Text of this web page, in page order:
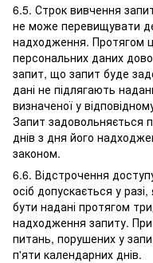
6.5. Строк вивчення
не може перевищувати
надходження. Протягом
персональних даних
запит, що запит буде
дані не підлягають
визначеної у
Запит задовольняється
днів з дня його
законом.
6.6. Відстрочення
осіб допускається у
бути надані протягом
надходження запиту.
питань, порушених у
п'яти календарних днів.